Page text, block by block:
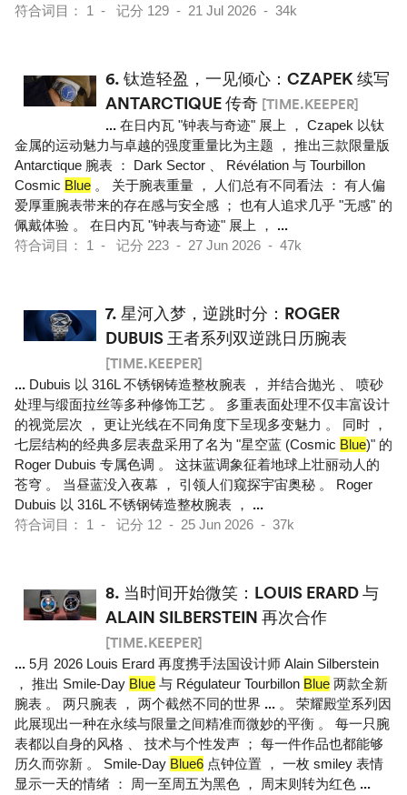
符合词目： 1 - 记分 129 - 21 Jul 2026 - 34k
6. 钛造轻盈，一见倾心：CZAPEK 续写
ANTARCTIQUE 传奇 [TIME.KEEPER]
... 在日内瓦 "钟表与奇迹" 展上 ， Czapek 以钛
金属的运动魅力与卓越的强度重量比为主题 ， 推出三款限量版
Antarctique 腕表 ： Dark Sector 、 Révélation 与 Tourbillon
Cosmic Blue 。 关于腕表重量 ， 人们总有不同看法 ： 有人偏
爱厚重腕表带来的存在感与安全感 ； 也有人追求几乎 "无感" 的
佩戴体验 。 在日内瓦 "钟表与奇迹" 展上 ， ...
符合词目： 1 - 记分 223 - 27 Jun 2026 - 47k
7. 星河入梦，逆跳时分：ROGER
DUBUIS 王者系列双逆跳日历腕表
[TIME.KEEPER]
... Dubuis 以 316L 不锈钢铸造整枚腕表 ， 并结合抛光 、 喷砂
处理与缎面拉丝等多种修饰工艺 。 多重表面处理不仅丰富设计
的视觉层次 ， 更让光线在不同角度下呈现多变魅力 。 同时 ，
七层结构的经典多层表盘采用了名为 "星空蓝 (Cosmic Blue)" 的
Roger Dubuis 专属色调 。 这抹蓝调象征着地球上壮丽动人的
苍穹 。 当昼蓝没入夜幕 ， 引领人们窥探宇宙奥秘 。 Roger
Dubuis 以 316L 不锈钢铸造整枚腕表 ， ...
符合词目： 1 - 记分 12 - 25 Jun 2026 - 37k
8. 当时间开始微笑：LOUIS ERARD 与
ALAIN SILBERSTEIN 再次合作
[TIME.KEEPER]
... 5月 2026 Louis Erard 再度携手法国设计师 Alain Silberstein
， 推出 Smile-Day Blue 与 Régulateur Tourbillon Blue 两款全新
腕表 。 两只腕表 ， 两个截然不同的世界 ... 。 荣耀殿堂系列因
此展现出一种在永续与限量之间精准而微妙的平衡 。 每一只腕
表都以自身的风格 、 技术与个性发声 ； 每一件作品也都能够
历久而弥新 。 Smile-Day Blue6 点钟位置 ， 一枚 smiley 表情
显示一天的情绪 ： 周一至周五为黑色 ， 周末则转为红色 ...